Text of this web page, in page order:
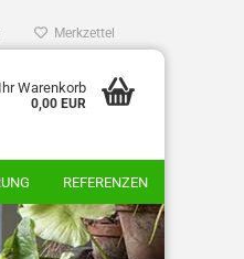
Merkzettel
Ihr Warenkorb
0,00 EUR
REFERENZEN